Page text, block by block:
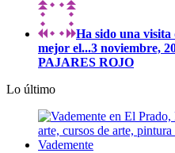
Ha sido una
mejor el...3 noviembre,
PAJARES ROJO
Lo último